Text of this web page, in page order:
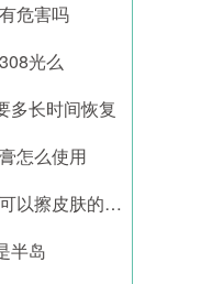
危害吗
光么
多长时间恢复
怎么使用
转移因子口服液可以擦皮肤的功效
半岛